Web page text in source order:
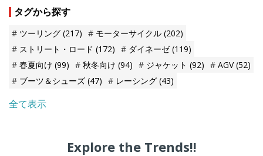
タグから探す
ツーリング (217) モーターサイクル (202)
ストリート・ロード (172) ダイネーゼ(119)
春夏向け (99) 秋冬向け (94) ジャケット (92) AGV(52)
ブーツ＆シューズ (47) レーシング (43)
全て表示
Explore the Trends!!